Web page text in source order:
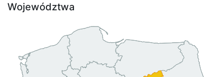
Województwa